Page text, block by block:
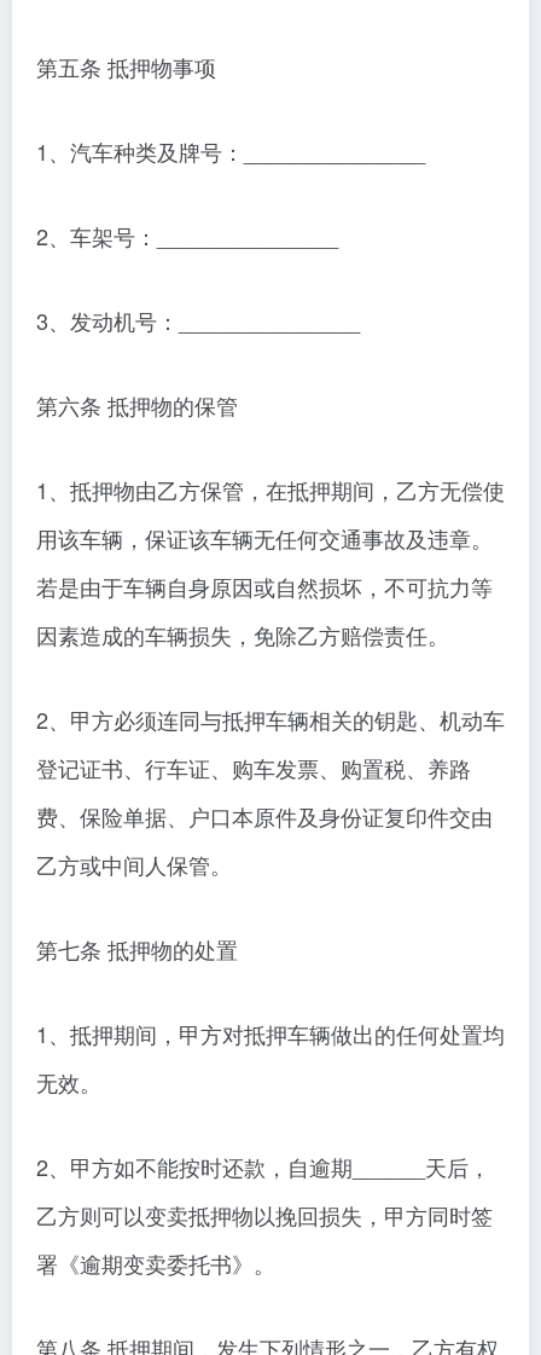
第五条 抵押物事项
1、汽车种类及牌号：_______________
2、车架号：_______________
3、发动机号：_______________
第六条 抵押物的保管
1、抵押物由乙方保管，在抵押期间，乙方无偿使
用该车辆，保证该车辆无任何交通事故及违章。
若是由于车辆自身原因或自然损坏，不可抗力等
因素造成的车辆损失，免除乙方赔偿责任。
2、甲方必须连同与抵押车辆相关的钥匙、机动车
登记证书、行车证、购车发票、购置税、养路
费、保险单据、户口本原件及身份证复印件交由
乙方或中间人保管。
第七条 抵押物的处置
1、抵押期间，甲方对抵押车辆做出的任何处置均
无效。
2、甲方如不能按时还款，自逾期______天后，
乙方则可以变卖抵押物以挽回损失，甲方同时签
署《逾期变卖委托书》。
第八条 抵押期间，发生下列情形之一，乙方有权